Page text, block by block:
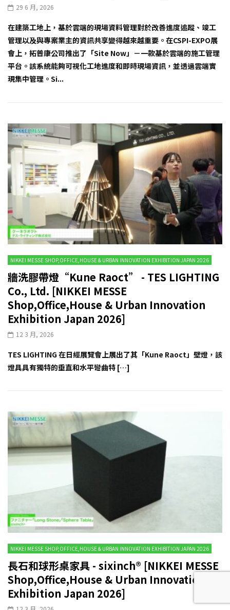
29 6 月, 2026
在建築工地上，基於雲端的現場資料管理對於改善進度追蹤、竣工
管理以及與專案業主的資訊共享變得越來越重要。在CSPI-EXPO展
會上，拓普康公司推出了「Site Now」－一款基於雲端的施工管理
平台。該系統能夠可視化工地進度和即時現場資訊，並透過雲端實
現集中管理。Si...
NIKKEI MESSE SHOP,OFFICE,HOUSE & URBAN INNOVATION EXHIBITION JAPAN 2026
牆洗膠帶燈“Kune Raoct” - TES LIGHTING
Co., Ltd. [NIKKEI MESSE
Shop,Office,House & Urban Innovation
Exhibition Japan 2026]
12 3 月, 2026
TES LIGHTING 在日經展覽會上展出了其「Kune Raoct」壁燈，該
燈具具有獨特的垂直和水平彎曲特 […]
NIKKEI MESSE SHOP,OFFICE,HOUSE & URBAN INNOVATION EXHIBITION JAPAN 2026
長石和球形桌家具 - sixinch® [NIKKEI MESSE
Shop,Office,House & Urban Innovation
Exhibition Japan 2026]